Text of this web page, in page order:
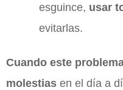
esguince, usar
evitarlas.
Cuando este
molestias en el día a